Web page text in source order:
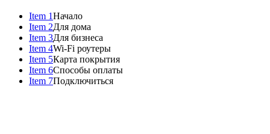
Item 1Начало
Item 2Для дома
Item 3Для бизнеса
Item 4Wi-Fi роутеры
Item 5Карта покрытия
Item 6Способы оплаты
Item 7Подключиться